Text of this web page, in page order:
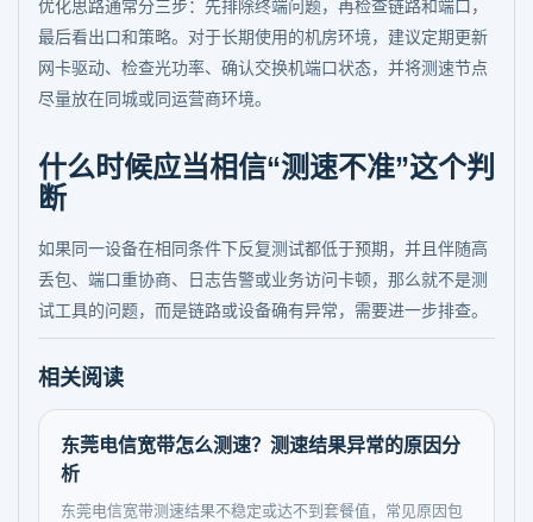
优化思路通常分三步：先排除终端问题，再检查链路和端口，
最后看出口和策略。对于长期使用的机房环境，建议定期更新
网卡驱动、检查光功率、确认交换机端口状态，并将测速节点
尽量放在同城或同运营商环境。
什么时候应当相信“测速不准”这个判
断
如果同一设备在相同条件下反复测试都低于预期，并且伴随高
丢包、端口重协商、日志告警或业务访问卡顿，那么就不是测
试工具的问题，而是链路或设备确有异常，需要进一步排查。
相关阅读
东莞电信宽带怎么测速？测速结果异常的原因分
析
东莞电信宽带测速结果不稳定或达不到套餐值，常见原因包